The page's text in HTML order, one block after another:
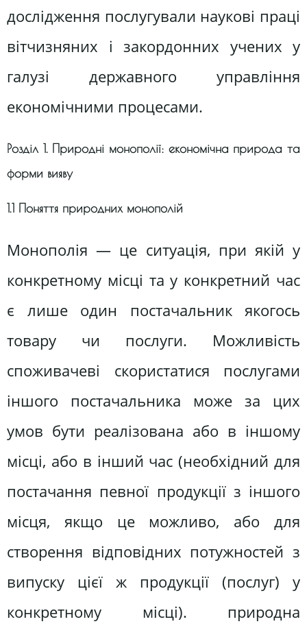
дослідження послугували наукові праці
вітчизняних і закордонних учених у
галузі державного управління
економічними процесами.
Розділ 1. Природні монополії: економічна природа та
форми вияву
1.1 Поняття природних монополій
Монополія — це ситуація, при якій у
конкретному місці та у конкретний час
є лише один постачальник якогось
товару чи послуги. Можливість
споживачеві скористатися послугами
іншого постачальника може за цих
умов бути реалізована або в іншому
місці, або в інший час (необхідний для
постачання певної продукції з іншого
місця, якщо це можливо, або для
створення відповідних потужностей з
випуску цієї ж продукції (послуг) у
конкретному місці). природна